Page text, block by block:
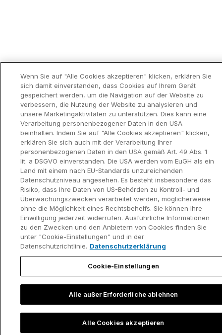
Wenn Sie auf "Alle Cookies akzeptieren" klicken, erklären Sie
sich damit einverstanden, dass Cookies auf Ihrem Gerät
gespeichert werden, um die Navigation auf der Website zu
verbessern, die Nutzung der Website zu analysieren und
unsere Marketingaktivitäten zu unterstützen. Dies kann eine
Verarbeitung personenbezogener Daten in den USA
beinhalten. Indem Sie auf "Alle Cookies akzeptieren" klicken,
erklären Sie sich auch mit der Verarbeitung Ihrer
personenbezogenen Daten in den USA gemäß Art. 49 Abs. 1
lit. a DSGVO einverstanden. Die USA werden vom EuGH als ein
Land mit einem nach EU-Standards unzureichenden
Datenschutzniveau angesehen. Es besteht insbesondere das
Risiko, dass Ihre Daten von US-Behörden zu Kontroll- und
Überwachungszwecken verarbeitet werden, möglicherweise
ohne die Möglichkeit eines Rechtsbehelfs. Sie können Ihre
Einwilligung jederzeit widerrufen. Ausführliche Informationen
zu den Zwecken und den Anbietern von Cookies finden Sie
unter "Cookie-Einstellungen" und in der
Datenschutzrichtlinie. Datenschutzerklärung
Cookie-Einstellungen
Alle außer Erforderliche ablehnen
Alle Cookies akzeptieren